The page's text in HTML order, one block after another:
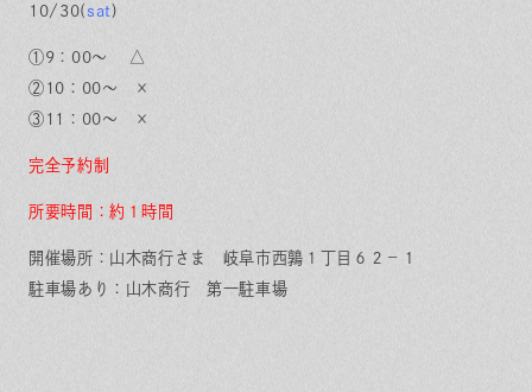
10/30( sat)
①9：00～ △
②10：00～ ×
③11：00～ ×
完全予約制
所要時間：約１時間
開催場所：山木商行さま 岐阜市西鶉１丁目６２−１
駐車場あり：山木商行 第一駐車場